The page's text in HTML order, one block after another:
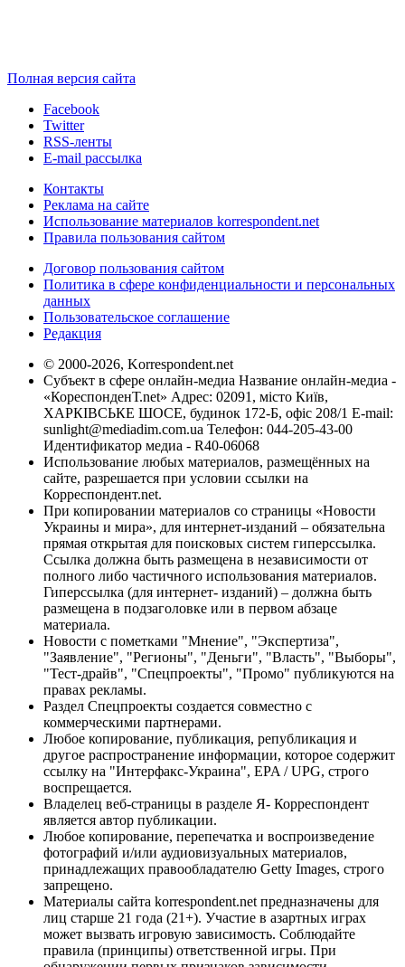
Полная версия сайта
Facebook
Twitter
RSS-ленты
E-mail рассылка
Контакты
Реклама на сайте
Использование материалов korrespondent.net
Правила пользования сайтом
Договор пользования сайтом
Политика в сфере конфиденциальности и персональных
данных
Пользовательское соглашение
Редакция
© 2000-2026, Korrespondent.net
Субъект в сфере онлайн-медиа Название онлайн-медиа -
«КореспонденТ.net» Адрес: 02091, місто Київ,
ХАРКІВСЬКЕ ШОСЕ, будинок 172-Б, офіс 208/1 E-mail:
sunlight@mediadim.com.ua Телефон: 044-205-43-00
Идентификатор медиа - R40-06068
Использование любых материалов, размещённых на
сайте, разрешается при условии ссылки на
Корреспондент.net.
При копировании материалов со страницы «Новости
Украины и мира», для интернет-изданий – обязательна
прямая открытая для поисковых систем гиперссылка.
Ссылка должна быть размещена в независимости от
полного либо частичного использования материалов.
Гиперссылка (для интернет- изданий) – должна быть
размещена в подзаголовке или в первом абзаце
материала.
Новости с пометками "Мнение", "Экспертиза",
"Заявление", "Регионы", "Деньги", "Власть", "Выборы",
"Тест-драйв", "Спецпроекты", "Промо" публикуются на
правах рекламы.
Раздел Спецпроекты создается совместно с
коммерческими партнерами.
Любое копирование, публикация, републикация и
другое распространение информации, которое содержит
ссылку на "Интерфакс-Украина", EPA / UPG, строго
воспрещается.
Владелец веб-страницы в разделе Я- Корреспондент
является автор публикации.
Любое копирование, перепечатка и воспроизведение
фотографий и/или аудиовизуальных материалов,
принадлежащих правообладателю Getty Images, строго
запрещено.
Материалы сайта korrespondent.net предназначены для
лиц старше 21 года (21+). Участие в азартных играх
может вызвать игровую зависимость. Соблюдайте
правила (принципы) ответственной игры. При